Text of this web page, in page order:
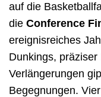
auf die
die Conference
ereignisreiches
Dunkings,
Verlängerungen
Begegnungen.